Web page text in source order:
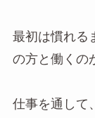
最初は慣れる
の方と働くの
仕事を通して